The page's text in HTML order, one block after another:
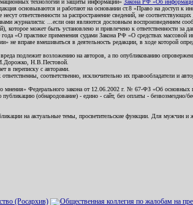
технологий и защиты информации» Закона РФ «Об
основываются и работают на основании ст.8 «Право на доступ к
ответственности за распространение сведений, не
журналиста: ...если они являются дословным воспроизведением
может быть установлено и привлечено к ответственности за
«О практике применения судами Закона РФ «О средствах
не вправе вмешиваться в деятельность редакции, в ходе которой
подлежит возложению на авторов, а по опубликованию
Н.В.Пестовой.
в переписку с авторами.
соответственно, исключительно их правообладатели
Федерального закона от 12.06.2002 г. № 67-ФЗ «Об основных
(обнародование) - едино - сайт, без оплаты - безвозмездно/
на актуальные темы, просветительские функции. Для мужчин